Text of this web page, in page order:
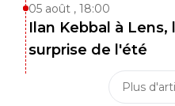
05 août , 18:00
Ilan Kebbal à Lens,
surprise de l'été
Plus